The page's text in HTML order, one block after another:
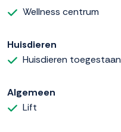
Wellness centrum
Huisdieren
Huisdieren toegestaan
Algemeen
Lift